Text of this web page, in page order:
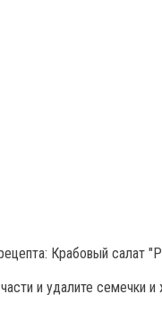
и удалите семечки